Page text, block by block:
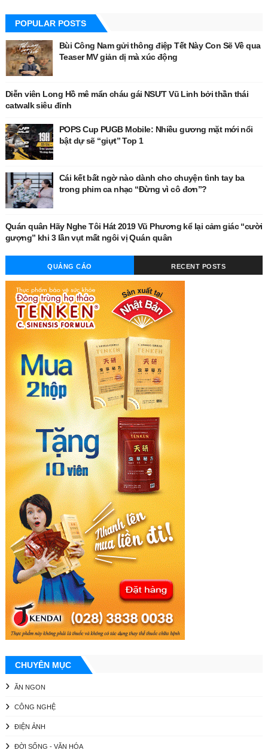
POPULAR POSTS
Bùi Công Nam gửi thông điệp Tết Này Con Sẽ Về qua
Teaser MV giản dị mà xúc động
Diễn viên Long Hồ mê mẩn cháu gái NSƯT Vũ Linh bởi thần thái
catwalk siêu đỉnh
POPS Cup PUGB Mobile: Nhiều gương mặt mới nổi
bật dự sẽ “giựt” Top 1
Cái kết bất ngờ nào dành cho chuyện tình tay ba
trong phim ca nhạc “Đừng vì cô đơn”?
Quán quân Hãy Nghe Tôi Hát 2019 Vũ Phương kể lại cảm giác “cười
gượng” khi 3 lần vụt mất ngôi vị Quán quân
QUẢNG CÁO RECENT POSTS
CHUYÊN MỤC
ĂN NGON
CÔNG NGHỆ
ĐIỆN ẢNH
ĐỜI SỐNG - VĂN HÓA